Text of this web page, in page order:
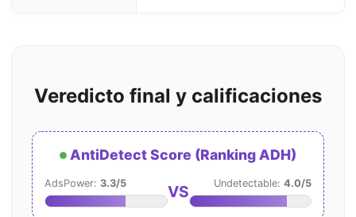
Veredicto final y calificaciones
AntiDetect Score (Ranking ADH)
AdsPower: 3.3/5 VS Undetectable: 4.0/5